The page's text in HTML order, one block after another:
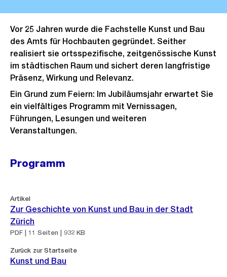
Vor 25 Jahren wurde die Fachstelle Kunst und Bau
des Amts für Hochbauten gegründet. Seither
realisiert sie ortsspezifische, zeitgenössische Kunst
im städtischen Raum und sichert deren langfristige
Präsenz, Wirkung und Relevanz.
Ein Grund zum Feiern: Im Jubiläumsjahr erwartet Sie
ein vielfältiges Programm mit Vernissagen,
Führungen, Lesungen und weiteren
Veranstaltungen.
Programm
Artikel
Zur Geschichte von Kunst und Bau in der Stadt
Zürich
PDF | 11 Seiten | 932 KB
Zurück zur Startseite
Kunst und Bau